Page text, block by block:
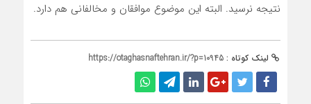
نتیجه نرسید. البته این موضوع موافقان و مخالفانی هم دارد.
لینک کوتاه : https://otaghasnaftehran.ir/?p=10945